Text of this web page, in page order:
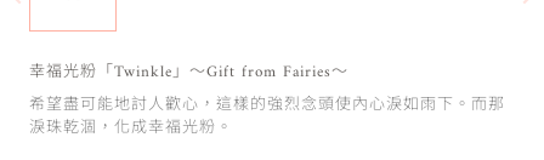
幸福光粉「Twinkle」～Gift from Fairies～
希望盡可能地討人歡心，這樣的強烈念頭使內心淚如雨下。而那
淚珠乾涸，化成幸福光粉。